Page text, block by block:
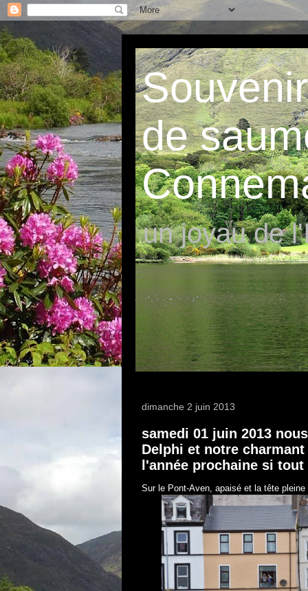
de
un joyau de
dimanche 2 juin 2013
samedi 01 juin 2013
Delphi et notre
l'année prochaine si
Sur le Pont-Aven, apaisé et la tête